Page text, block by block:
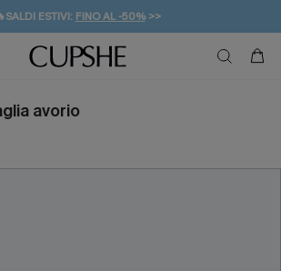
ESTIVI: FINO AL -50%>>
🚚SPEDIZIONE GRATUITA DA 49€
PER I NUOVI: 20% DI SCONTO*
avorio